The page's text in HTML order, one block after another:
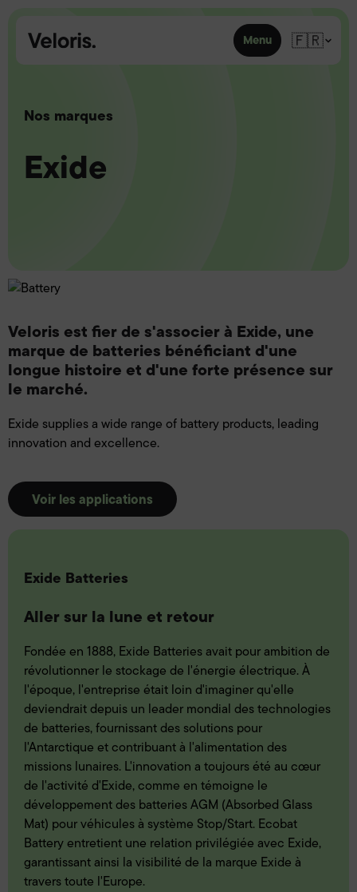
Menu 🇫🇷
Nos marques
Exide
Veloris est fier de s'associer à Exide, une
marque de batteries bénéficiant d'une
longue histoire et d'une forte présence sur
le marché.
Exide supplies a wide range of battery products, leading
innovation and excellence.
Voir les applications
Exide Batteries
Aller sur la lune et retour
Fondée en 1888, Exide Batteries avait pour ambition de
révolutionner le stockage de l'énergie électrique. À
l'époque, l'entreprise était loin d'imaginer qu'elle
deviendrait depuis un leader mondial des technologies
de batteries, fournissant des solutions pour
l'Antarctique et contribuant à l'alimentation des
missions lunaires. L'innovation a toujours été au cœur
de l'activité d'Exide, comme en témoigne le
développement des batteries AGM (Absorbed Glass
Mat) pour véhicules à système Stop/Start. Ecobat
Battery entretient une relation privilégiée avec Exide,
garantissant ainsi la visibilité de la marque Exide à
travers toute l'Europe.